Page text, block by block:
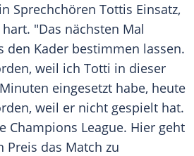
Sprechchören Tottis Einsatz,
"Das nächsten Mal
den Kader bestimmen lassen.
weil ich Totti in dieser
eingesetzt habe, heute
weil er nicht gespielt hat.
Champions League. Hier geht
Preis das Match zu